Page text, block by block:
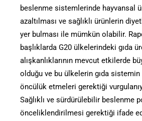
beslenme sistemlerinde hayvansal
azaltılması ve sağlıklı ürünlerin
yer bulması ile mümkün olabilir.
başlıklarda G20 ülkelerindeki gıda
alışkanlıklarının mevcut etkilerde
olduğu ve bu ülkelerin gıda
öncülük etmeleri gerektiği
Sağlıklı ve sürdürülebilir beslenme
önceliklendirilmesi gerektiği ifade